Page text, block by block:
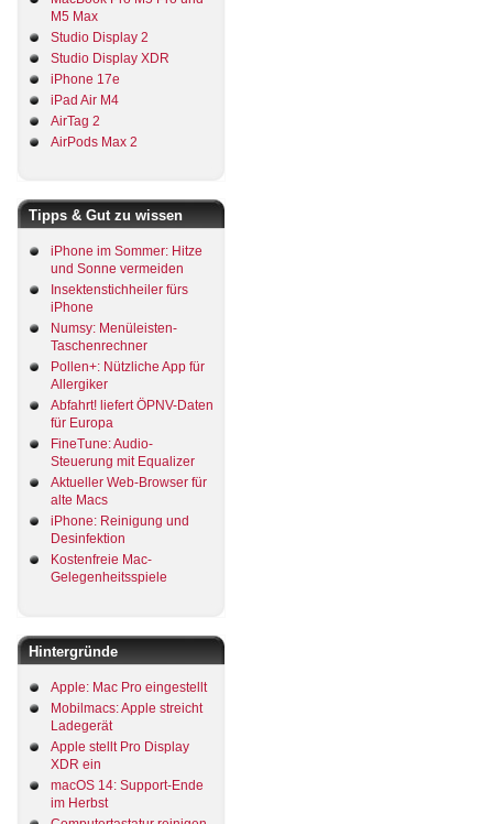
M5 Max
Studio Display 2
Studio Display XDR
iPhone 17e
iPad Air M4
AirTag 2
AirPods Max 2
Tipps & Gut zu wissen
iPhone im Sommer: Hitze
und Sonne vermeiden
Insektenstichheiler fürs
iPhone
Numsy: Menüleisten-
Taschenrechner
Pollen+: Nützliche App für
Allergiker
Abfahrt! liefert ÖPNV-Daten
für Europa
FineTune: Audio-
Steuerung mit Equalizer
Aktueller Web-Browser für
alte Macs
iPhone: Reinigung und
Desinfektion
Kostenfreie Mac-
Gelegenheitsspiele
Hintergründe
Apple: Mac Pro eingestellt
Mobilmacs: Apple streicht
Ladegerät
Apple stellt Pro Display
XDR ein
macOS 14: Support-Ende
im Herbst